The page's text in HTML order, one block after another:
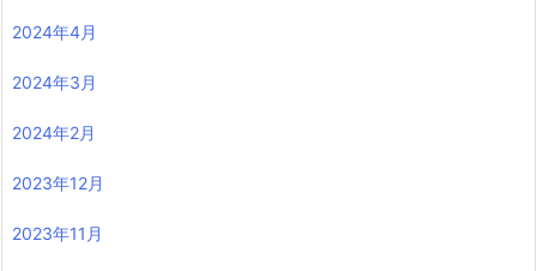
2024年4月
2024年3月
2024年2月
2023年12月
2023年11月